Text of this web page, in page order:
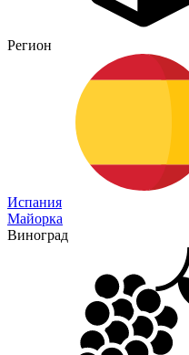
Регион
Испания
Майорка
Виноград